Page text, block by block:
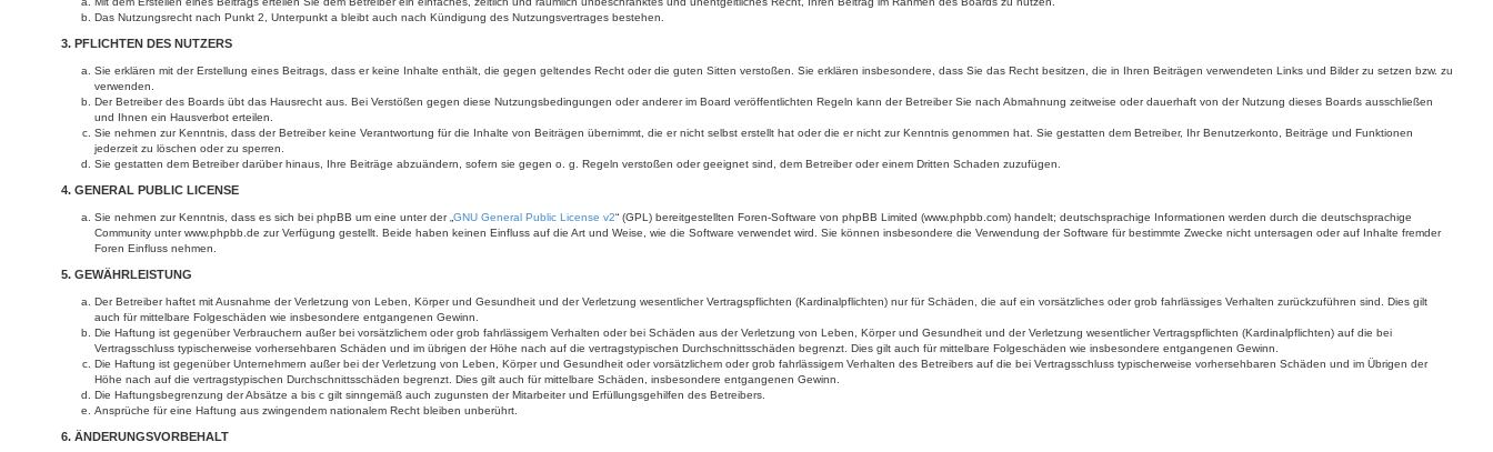
Das Nutzungsrecht nach Punkt 2, Unterpunkt a bleibt auch nach Kündigung des Nutzungsvertrages bestehen.
3. PFLICHTEN DES NUTZERS
Sie erklären mit der Erstellung eines Beitrags, dass er keine Inhalte enthält, die gegen geltendes Recht oder die guten Sitten verstoßen. Sie erklären insbesondere, dass Sie das Recht besitzen, die in Ihren Beiträgen verwendeten Links und Bilder zu setzen bzw. zu
verwenden.
Der Betreiber des Boards übt das Hausrecht aus. Bei Verstößen gegen diese Nutzungsbedingungen oder anderer im Board veröffentlichten Regeln kann der Betreiber Sie nach Abmahnung zeitweise oder dauerhaft von der Nutzung dieses Boards ausschließen
und Ihnen ein Hausverbot erteilen.
Sie nehmen zur Kenntnis, dass der Betreiber keine Verantwortung für die Inhalte von Beiträgen übernimmt, die er nicht selbst erstellt hat oder die er nicht zur Kenntnis genommen hat. Sie gestatten dem Betreiber, Ihr Benutzerkonto, Beiträge und Funktionen
jederzeit zu löschen oder zu sperren.
Sie gestatten dem Betreiber darüber hinaus, Ihre Beiträge abzuändern, sofern sie gegen o. g. Regeln verstoßen oder geeignet sind, dem Betreiber oder einem Dritten Schaden zuzufügen.
4. GENERAL PUBLIC LICENSE
Sie nehmen zur Kenntnis, dass es sich bei phpBB um eine unter der „ GNU General Public License v2“ (GPL) bereitgestellten Foren-Software von phpBB Limited (www.phpbb.com) handelt; deutschsprachige Informationen werden durch die deutschsprachige
Community unter www.phpbb.de zur Verfügung gestellt. Beide haben keinen Einfluss auf die Art und Weise, wie die Software verwendet wird. Sie können insbesondere die Verwendung der Software für bestimmte Zwecke nicht untersagen oder auf Inhalte fremder
Foren Einfluss nehmen.
5. GEWÄHRLEISTUNG
Der Betreiber haftet mit Ausnahme der Verletzung von Leben, Körper und Gesundheit und der Verletzung wesentlicher Vertragspflichten (Kardinalpflichten) nur für Schäden, die auf ein vorsätzliches oder grob fahrlässiges Verhalten zurückzuführen sind. Dies gilt
auch für mittelbare Folgeschäden wie insbesondere entgangenen Gewinn.
Die Haftung ist gegenüber Verbrauchern außer bei vorsätzlichem oder grob fahrlässigem Verhalten oder bei Schäden aus der Verletzung von Leben, Körper und Gesundheit und der Verletzung wesentlicher Vertragspflichten (Kardinalpflichten) auf die bei
Vertragsschluss typischerweise vorhersehbaren Schäden und im übrigen der Höhe nach auf die vertragstypischen Durchschnittsschäden begrenzt. Dies gilt auch für mittelbare Folgeschäden wie insbesondere entgangenen Gewinn.
Die Haftung ist gegenüber Unternehmern außer bei der Verletzung von Leben, Körper und Gesundheit oder vorsätzlichem oder grob fahrlässigem Verhalten des Betreibers auf die bei Vertragsschluss typischerweise vorhersehbaren Schäden und im Übrigen der
Höhe nach auf die vertragstypischen Durchschnittsschäden begrenzt. Dies gilt auch für mittelbare Schäden, insbesondere entgangenen Gewinn.
Die Haftungsbegrenzung der Absätze a bis c gilt sinngemäß auch zugunsten der Mitarbeiter und Erfüllungsgehilfen des Betreibers.
Ansprüche für eine Haftung aus zwingendem nationalem Recht bleiben unberührt.
6. ÄNDERUNGSVORBEHALT